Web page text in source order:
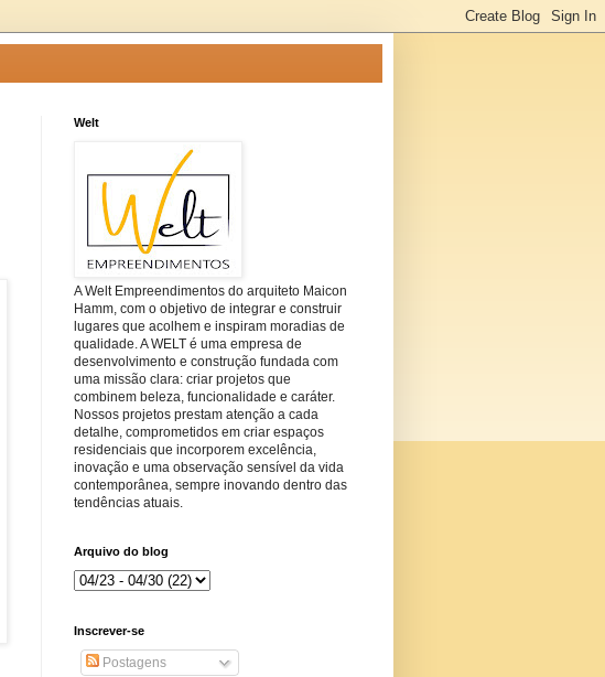
Welt
A Welt Empreendimentos do arquiteto Maicon
Hamm, com o objetivo de integrar e construir
lugares que acolhem e inspiram moradias de
qualidade. A WELT é uma empresa de
desenvolvimento e construção fundada com
uma missão clara: criar projetos que
combinem beleza, funcionalidade e caráter.
Nossos projetos prestam atenção a cada
detalhe, comprometidos em criar espaços
residenciais que incorporem excelência,
inovação e uma observação sensível da vida
contemporânea, sempre inovando dentro das
tendências atuais.
Arquivo do blog
Inscrever-se
Postagens